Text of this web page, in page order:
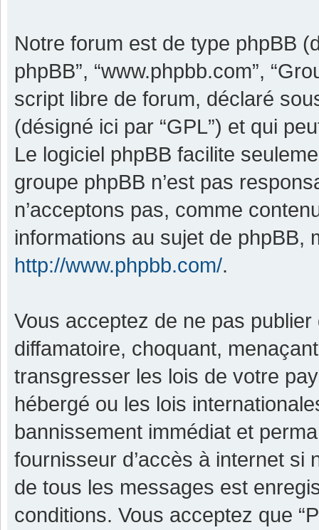
Notre forum est de type phpBB
phpBB”, “www.phpbb.com”,
script libre de forum, déclaré
(désigné ici par “GPL”) et qui
Le logiciel phpBB facilite
groupe phpBB n’est pas
n’acceptons pas, comme
informations au sujet de phpBB,
http://www.phpbb.com/.
Vous acceptez de ne pas
diffamatoire, choquant,
transgresser les lois de votre
hébergé ou les lois
bannissement immédiat et
fournisseur d’accès à internet si
de tous les messages est
conditions. Vous acceptez que